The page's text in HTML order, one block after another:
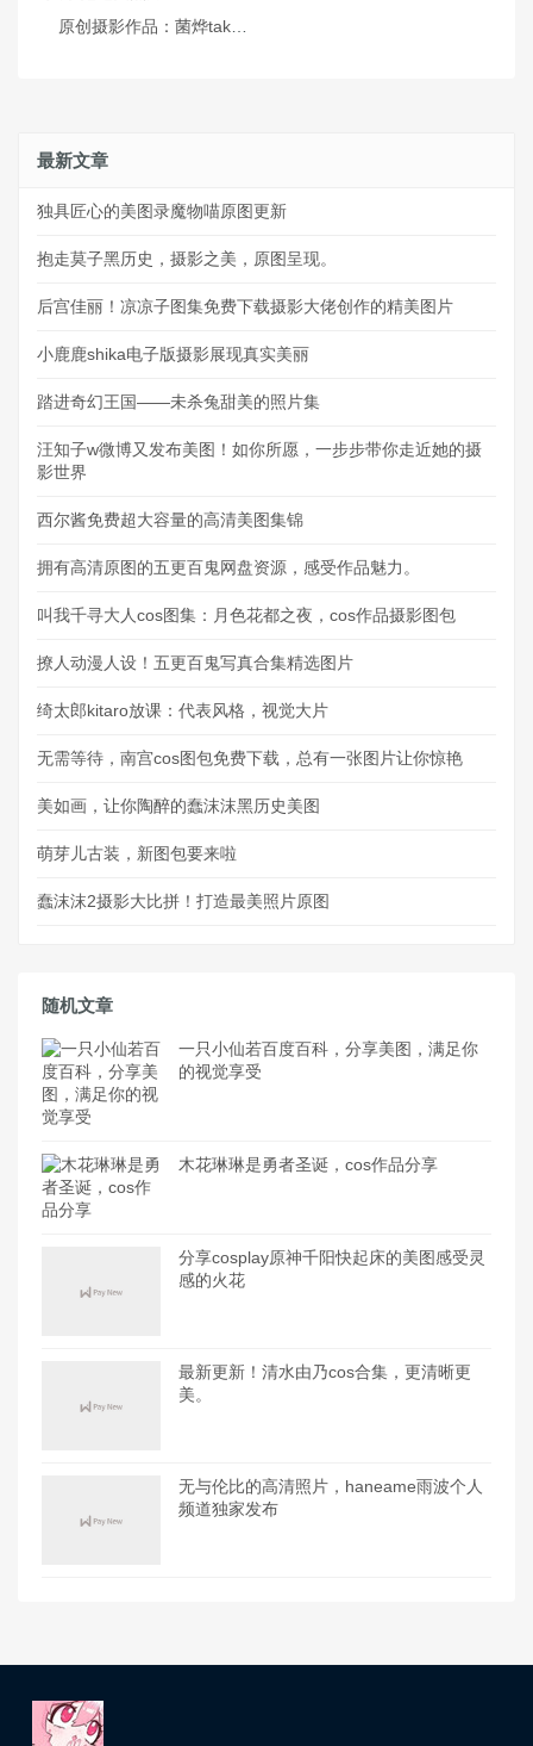
原创摄影作品：菌烨tako人字拖绝美照片
最新文章
独具匠心的美图录魔物喵原图更新
抱走莫子黑历史，摄影之美，原图呈现。
后宫佳丽！凉凉子图集免费下载摄影大佬创作的精美图片
小鹿鹿shika电子版摄影展现真实美丽
踏进奇幻王国——未杀兔甜美的照片集
汪知子w微博又发布美图！如你所愿，一步步带你走近她的摄
影世界
西尔酱免费超大容量的高清美图集锦
拥有高清原图的五更百鬼网盘资源，感受作品魅力。
叫我千寻大人cos图集：月色花都之夜，cos作品摄影图包
撩人动漫人设！五更百鬼写真合集精选图片
绮太郎kitaro放课：代表风格，视觉大片
无需等待，南宫cos图包免费下载，总有一张图片让你惊艳
美如画，让你陶醉的蠢沫沫黑历史美图
萌芽儿古装，新图包要来啦
蠢沫沫2摄影大比拼！打造最美照片原图
随机文章
一只小仙若百度百科，分享美图，满足你
的视觉享受
木花琳琳是勇者圣诞，cos作品分享
分享cosplay原神千阳快起床的美图感受灵
感的火花
最新更新！清水由乃cos合集，更清晰更
美。
无与伦比的高清照片，haneame雨波个人
频道独家发布